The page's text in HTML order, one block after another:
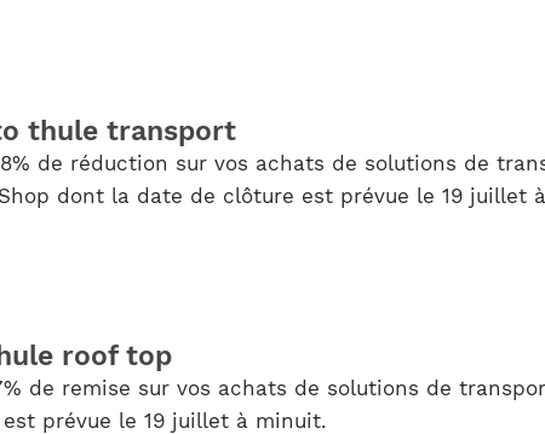
thule transport
de réduction sur vos achats de solutions de
dont la date de clôture est prévue le 19 juillet
roof top
de remise sur vos achats de solutions de
prévue le 19 juillet à minuit.